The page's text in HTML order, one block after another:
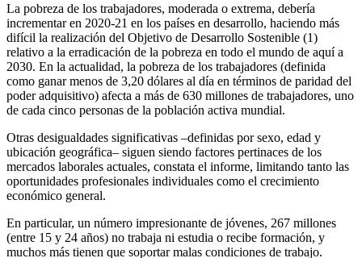
La pobreza de los trabajadores, moderada o extrema, debería
incrementar en 2020-21 en los países en desarrollo, haciendo más
difícil la realización del Objetivo de Desarrollo Sostenible (1)
relativo a la erradicación de la pobreza en todo el mundo de aquí a
2030. En la actualidad, la pobreza de los trabajadores (definida
como ganar menos de 3,20 dólares al día en términos de paridad del
poder adquisitivo) afecta a más de 630 millones de trabajadores, uno
de cada cinco personas de la población activa mundial.
Otras desigualdades significativas –definidas por sexo, edad y
ubicación geográfica– siguen siendo factores pertinaces de los
mercados laborales actuales, constata el informe, limitando tanto las
oportunidades profesionales individuales como el crecimiento
económico general.
En particular, un número impresionante de jóvenes, 267 millones
(entre 15 y 24 años) no trabaja ni estudia o recibe formación, y
muchos más tienen que soportar malas condiciones de trabajo.